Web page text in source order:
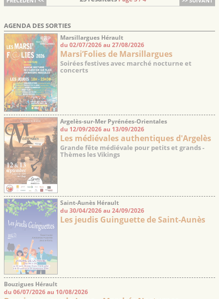
AGENDA DES SORTIES
Marsillargues Hérault
du 02/07/2026 au 27/08/2026
Marsi’Folies de Marsillargues
Soirées festives avec marché nocturne et
concerts
Argelès-sur-Mer Pyrénées-Orientales
du 12/09/2026 au 13/09/2026
Les médiévales authentiques d'Argelès
Grande fête médiévale pour petits et grands -
Thèmes les Vikings
Saint-Aunès Hérault
du 30/04/2026 au 24/09/2026
Les jeudis Guinguette de Saint-Aunès
Bouzigues Hérault
du 06/07/2026 au 10/08/2026